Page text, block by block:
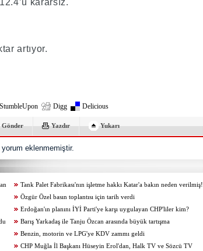
kararsız.
artıyor.
StumbleUpon Digg Delicious
Gönder Yazdır Yukarı
eklenmemiştir.
Tank Palet Fabrikası'nın işletme hakkı Katar'a bakın neden verilmiş!
Özgür Özel basın toplantısı için tarih verdi
Erdoğan'ın planını İYİ Parti'ye karşı uygulayan CHP'liler kim?
Barış Yarkadaş ile Tanju Özcan arasında büyük tartışma
Benzin, motorin ve LPG'ye KDV zammı geldi
CHP Muğla İl Başkanı Hüseyin Erol'dan, Halk TV ve Sözcü TV